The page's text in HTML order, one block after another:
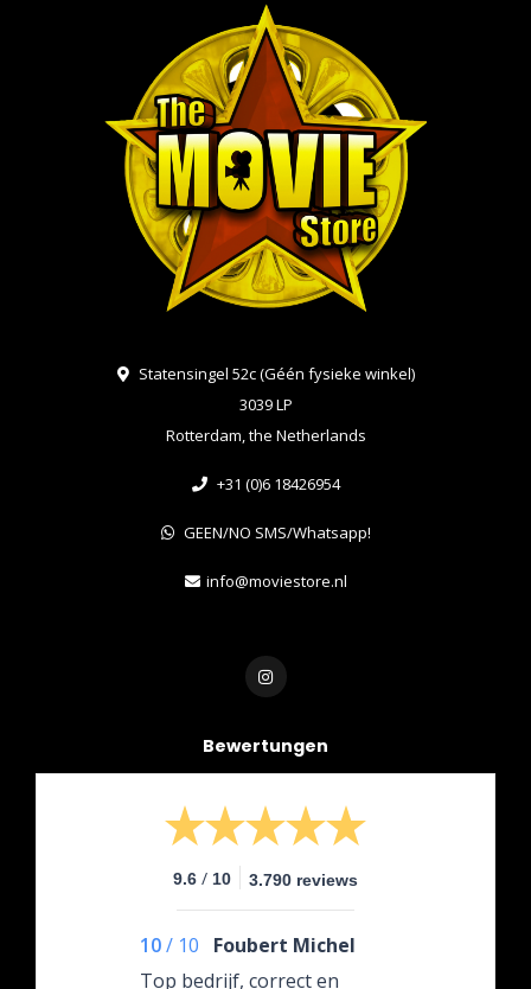
Statensingel 52c (Géén fysieke winkel)
3039 LP
Rotterdam, the Netherlands
+31 (0)6 18426954
GEEN/NO SMS/Whatsapp!
info@moviestore.nl
Bewertungen
9.6 / 10 3.790 reviews
10/ 10
Foubert Michel
Top bedrijf, correct en